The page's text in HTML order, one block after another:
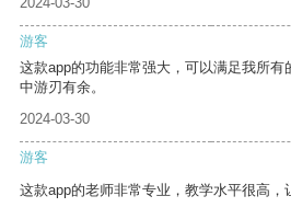
游客
这款app的功能非常强大，可以满足我所
中游刃有余。
2024-03-30
游客
这款app的老师非常专业，教学水平很高，